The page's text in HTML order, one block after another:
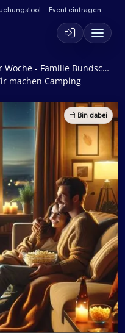
Event eintragen
Bundschuh - Wir machen Camping
machen Camping
Bin dabei